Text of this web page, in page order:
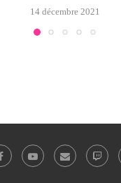
14 décembre 2021